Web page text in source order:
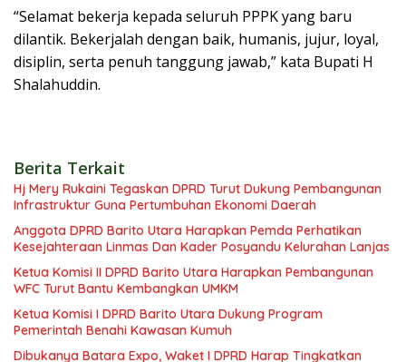
“Selamat bekerja kepada seluruh PPPK yang baru
dilantik. Bekerjalah dengan baik, humanis, jujur, loyal,
disiplin, serta penuh tanggung jawab,” kata Bupati H
Shalahuddin.
Berita Terkait
Hj Mery Rukaini Tegaskan DPRD Turut Dukung Pembangunan
Infrastruktur Guna Pertumbuhan Ekonomi Daerah
Anggota DPRD Barito Utara Harapkan Pemda Perhatikan
Kesejahteraan Linmas Dan Kader Posyandu Kelurahan Lanjas
Ketua Komisi II DPRD Barito Utara Harapkan Pembangunan
WFC Turut Bantu Kembangkan UMKM
Ketua Komisi I DPRD Barito Utara Dukung Program
Pemerintah Benahi Kawasan Kumuh
Dibukanya Batara Expo, Waket I DPRD Harap Tingkatkan